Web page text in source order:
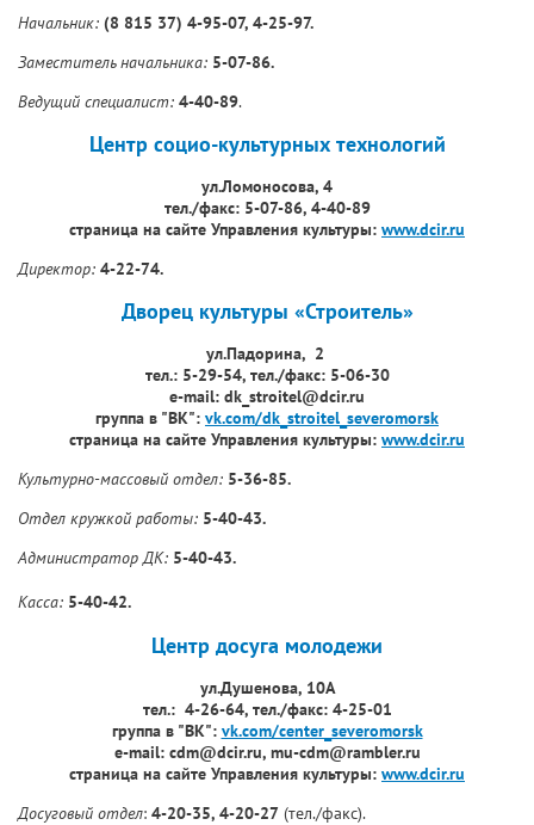
Начальник: (8 815 37) 4-95-07, 4-25-97.
Заместитель начальника: 5-07-86.
Ведущий специалист: 4-40-89.
Центр социо-культурных технологий
ул.Ломоносова, 4
тел./факс: 5-07-86, 4-40-89
страница на сайте Управления культуры: www.dcir.ru
Директор: 4-22-74.
Дворец культуры «Строитель»
ул.Падорина, 2
тел.: 5-29-54, тел./факс: 5-06-30
е-mail: dk_stroitel@dcir.ru
группа в "ВК": vk.com/dk_stroitel_severomorsk
страница на сайте Управления культуры: www.dcir.ru
Культурно-массовый отдел: 5-36-85.
Отдел кружкой работы: 5-40-43.
Администратор ДК: 5-40-43.
Касса: 5-40-42.
Центр досуга молодежи
ул.Душенова, 10А
тел.: 4-26-64, тел./факс: 4-25-01
группа в "ВК": vk.com/center_severomorsk
е-mail:cdm@dcir.ru, mu-cdm@rambler.ru
страница на сайте Управления культуры: www.dcir.ru
Досуговый отдел: 4-20-35, 4-20-27 (тел./факс).